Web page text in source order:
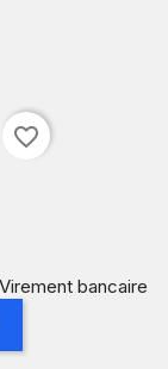
favorite_border